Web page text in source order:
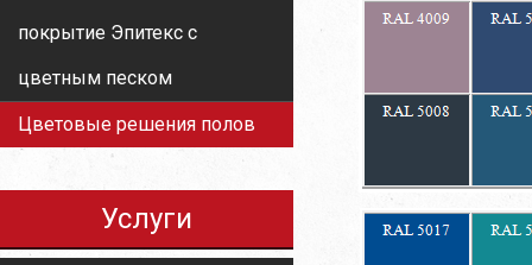
покрытие Эпитекс с
цветным песком
Цветовые решения полов
Услуги